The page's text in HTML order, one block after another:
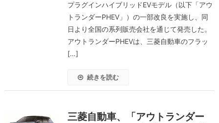
プラグインハイブリッドEVモデル（以下「アウ
トランダーPHEV」）の一部改良を実施し、同
日より全国の系列販売会社を通じて発売した。
アウトランダーPHEVは、三菱自動車のフラッ
[…]
続きを読む
三菱自動車、「アウトランダー